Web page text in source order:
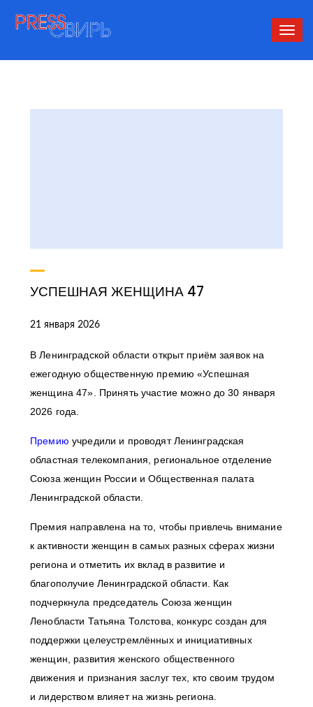
УСПЕШНАЯ ЖЕНЩИНА 47
21 января 2026
В Ленинградской области открыт приём заявок на
ежегодную общественную премию «Успешная
женщина 47». Принять участие можно до 30 января
2026 года.
Премию учредили и проводят Ленинградская
областная телекомпания, региональное отделение
Союза женщин России и Общественная палата
Ленинградской области.
Премия направлена на то, чтобы привлечь внимание
к активности женщин в самых разных сферах жизни
региона и отметить их вклад в развитие и
благополучие Ленинградской области. Как
подчеркнула председатель Союза женщин
Ленобласти Татьяна Толстова, конкурс создан для
поддержки целеустремлённых и инициативных
женщин, развития женского общественного
движения и признания заслуг тех, кто своим трудом
и лидерством влияет на жизнь региона.